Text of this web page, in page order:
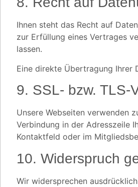
Ihnen steht das Recht auf
zur Erfüllung eines Vertrages
lassen.
Eine direkte Übertragung Ihrer
9. SSL- bzw. TLS-
Unsere Webseiten verwenden
Verbindung in der Adresszeile
Kontaktfeld oder im
10. Widerspruch
Wir widersprechen